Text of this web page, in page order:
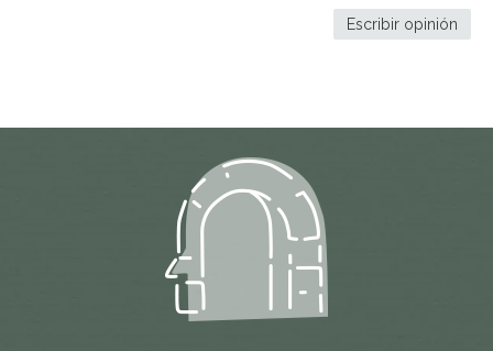
Escribir opinión